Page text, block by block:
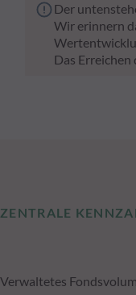
Der
Wir erinnern
Das Erreichen
ZENTRALE
Verwaltetes